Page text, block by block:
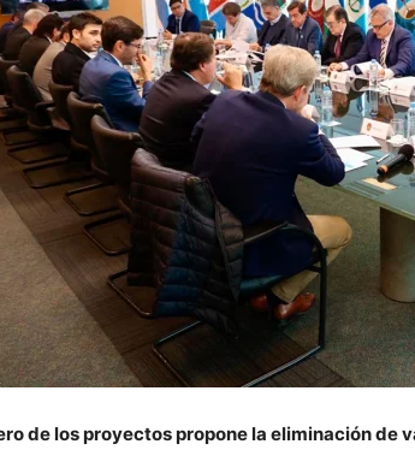
de los proyectos propone la eliminación de